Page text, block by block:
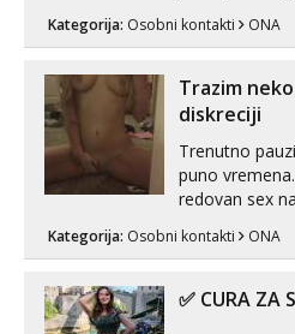
Kategorija: Osobni kontakti ONA
Trazim
diskreciji
Trenutno
puno
redovan sex na duze
Kategorija: Osobni kontakti ONA
✅ CURA ZA